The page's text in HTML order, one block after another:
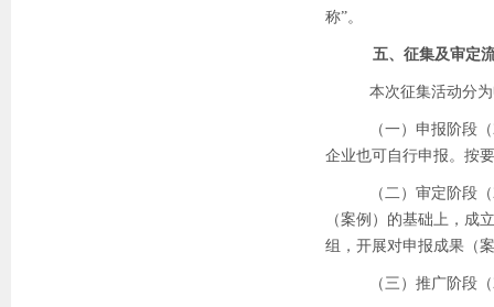
称”。
五、征集及审定
本次征集活动分
（一）申报阶段（
企业也可自行申报。按
（二）审定阶段（
（案例）的基础上，成
组，开展对申报成果（
（三）推广阶段（